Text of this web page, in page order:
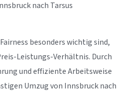
nach Tarsus
besonders wichtig sind,
Leistungs-Verhältnis. Durch
und effiziente Arbeitsweise
Umzug von Innsbruck nach